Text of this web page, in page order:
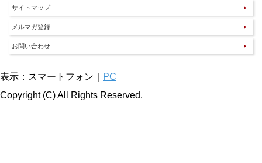
サイトマップ
メルマガ登録
お問い合わせ
表示：スマートフォン｜
PC
Copyright (C) All Rights Reserved.